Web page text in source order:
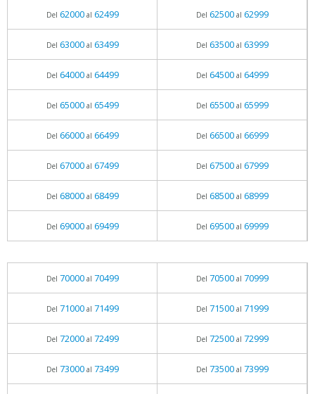
Del 62000al 62499 Del 62500al 62999
Del 63000al 63499 Del 63500al 63999
Del 64000al 64499 Del 64500al 64999
Del 65000al 65499 Del 65500al 65999
Del 66000al 66499 Del 66500al 66999
Del 67000al 67499 Del 67500al 67999
Del 68000al 68499 Del 68500al 68999
Del 69000al 69499 Del 69500al 69999
Del 70000al 70499 Del 70500al 70999
Del 71000al 71499 Del 71500al 71999
Del 72000al 72499 Del 72500al 72999
Del 73000al 73499 Del 73500al 73999